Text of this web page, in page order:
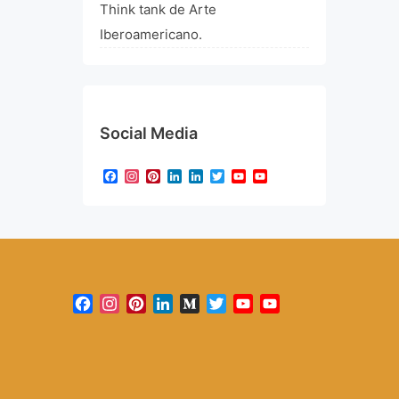
Think tank de Arte
Iberoamericano.
Social Media
Facebook
Instagram
Pinterest
LinkedIn
LinkedIn
TwitterYouTube
Facebook
Instagram
PinterestLinkedInMediumTwitterYouTube